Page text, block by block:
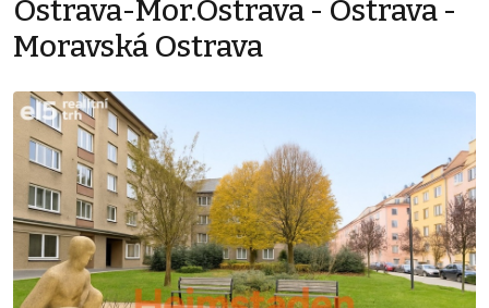
Ostrava-Mor.Ostrava - Ostrava -
Moravská Ostrava